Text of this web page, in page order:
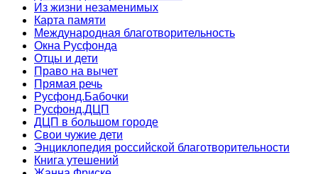
Из жизни незаменимых
Карта памяти
Международная благотворительность
Окна Русфонда
Отцы и дети
Право на вычет
Прямая речь
Русфонд.Бабочки
Русфонд.ДЦП
ДЦП в большом городе
Свои чужие дети
Энциклопедия российской благотворительности
Книга утешений